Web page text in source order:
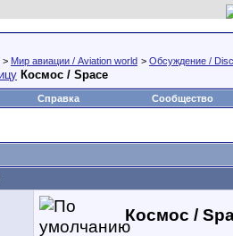
> Мир авиации / Aviation world > Обсуждение /
Космос / Space
Справка Сообщество
Космос /